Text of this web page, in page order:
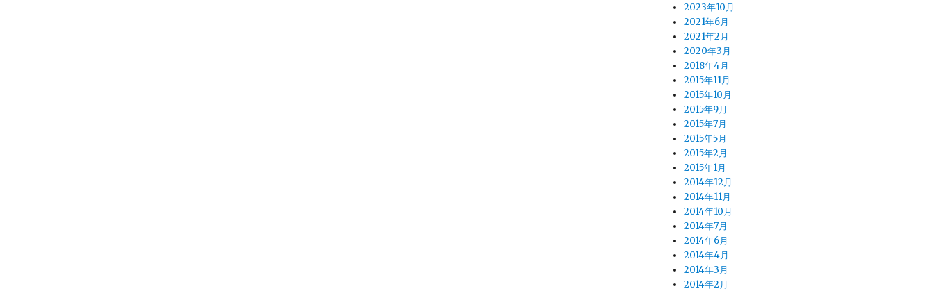
2023年10月
2021年6月
2021年2月
2020年3月
2018年4月
2015年11月
2015年10月
2015年9月
2015年7月
2015年5月
2015年2月
2015年1月
2014年12月
2014年11月
2014年10月
2014年7月
2014年6月
2014年4月
2014年3月
2014年2月